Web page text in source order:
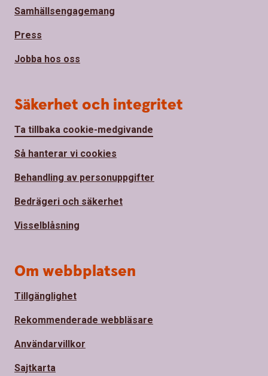
Samhällsengagemang
Press
Jobba hos oss
Säkerhet och integritet
Ta tillbaka cookie-medgivande
Så hanterar vi cookies
Behandling av personuppgifter
Bedrägeri och säkerhet
Visselblåsning
Om webbplatsen
Tillgänglighet
Rekommenderade webbläsare
Användarvillkor
Sajtkarta